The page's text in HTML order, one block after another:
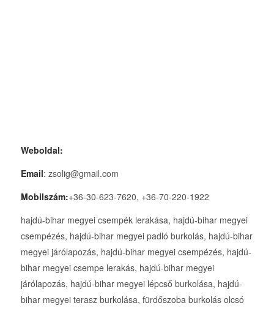
Weboldal:
Email: zsolig@gmail.com
Mobilszám:+36-30-623-7620, +36-70-220-1922
hajdú-bihar megyei csempék lerakása, hajdú-bihar megyei
csempézés, hajdú-bihar megyei padló burkolás, hajdú-bihar
megyei járólapozás, hajdú-bihar megyei csempézés, hajdú-
bihar megyei csempe lerakás, hajdú-bihar megyei
járólapozás, hajdú-bihar megyei lépcső burkolása, hajdú-
bihar megyei terasz burkolása, fürdőszoba burkolás olcsó